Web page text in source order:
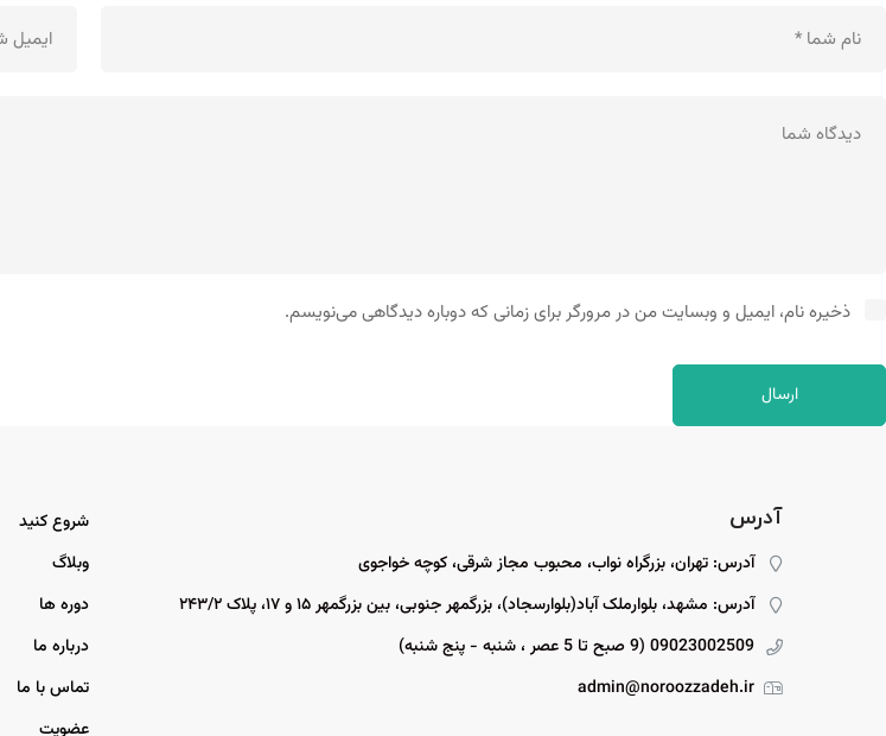
ذخیره نام، ایمیل و وبسایت من در مرورگر برای زمانی که دوباره دیدگاهی می‌نویسم.
آدرس
آدرس: تهران، بزرگراه نواب، محبوب مجاز شرقی، کوچه خواجوی
آدرس: مشهد، بلوارملک آباد(بلوارسجاد)، بزرگمهر جنوبی، بین بزرگمهر ۱۵ و ۱۷، پلاک ۲۴۳/۲
09023002509 (9 صبح تا 5 عصر ، شنبه - پنج شنبه)
admin@noroozzadeh.ir
شروع کنید
وبلاگ
دوره ها
درباره ما
تماس با ما
عضویت